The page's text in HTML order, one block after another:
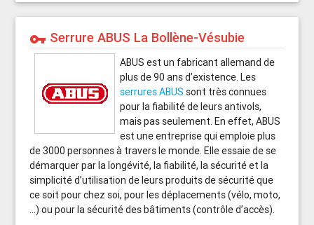
vpn_key Serrure ABUS La Bollène-Vésubie
ABUS est un fabricant allemand de
plus de 90 ans d’existence. Les
serrures ABUS sont très connues
pour la fiabilité de leurs antivols,
mais pas seulement. En effet, ABUS
est une entreprise qui emploie plus
de 3000 personnes à travers le monde. Elle essaie de se
démarquer par la longévité, la fiabilité, la sécurité et la
simplicité d’utilisation de leurs produits de sécurité que
ce soit pour chez soi, pour les déplacements (vélo, moto,
…) ou pour la sécurité des bâtiments (contrôle d’accès).